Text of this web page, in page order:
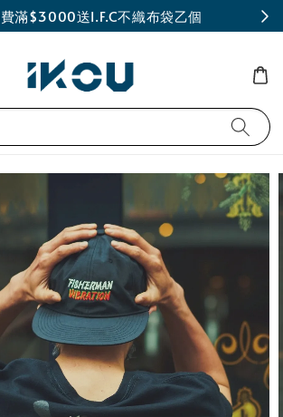
滿$3000送I.F.C不織布袋乙個